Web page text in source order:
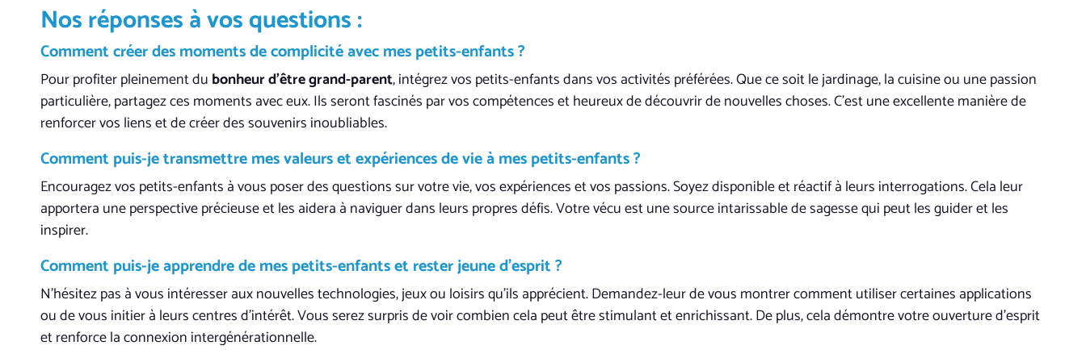
Nos réponses à vos questions :
Comment créer des moments decomplicitéavec mes petits-enfants ?
Pour profiter pleinement du bonheur d’être grand-parent, intégrez vos petits-enfants dans vos activités préférées. Que ce soit le jardinage, la cuisine ou une passion
particulière, partagez ces moments avec eux. Ils seront fascinés par vos compétences et heureux de découvrir de nouvelles choses. C’est une excellente manière de
renforcer vos liens et de créer des souvenirs inoubliables.
Comment puis-je transmettre mes valeurs et expériences de vie à mes petits-enfants ?
Encouragez vos petits-enfants à vous poser des questions sur votre vie, vos expériences et vos passions. Soyez disponible et réactif à leurs interrogations. Cela leur
apportera une perspective précieuse et les aidera à naviguer dans leurs propres défis. Votre vécu est une source intarissable de sagesse qui peut les guider et les
inspirer.
Comment puis-je apprendre de mes petits-enfants et rester jeune d’esprit ?
N’hésitez pas à vous intéresser aux nouvelles technologies, jeux ou loisirs qu’ils apprécient. Demandez-leur de vous montrer comment utiliser certaines applications
ou de vous initier à leurs centres d’intérêt. Vous serez surpris de voir combien cela peut être stimulant et enrichissant. De plus, cela démontre votre ouverture d’esprit
et renforce la connexion intergénérationnelle.